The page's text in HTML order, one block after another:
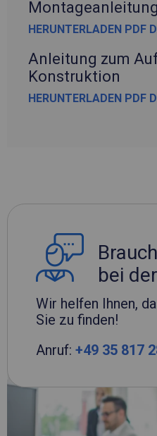
HERUNTERLADEN PDF
Anleitung zum
Konstruktion
HERUNTERLADEN PDF
bei
Wir helfen Ihnen,
Sie zu finden!
Anruf: +49 35 817